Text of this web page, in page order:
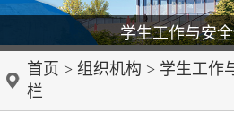
学生工作与安
首页 > 组织机构 > 学生工作
栏